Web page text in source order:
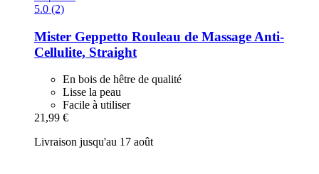
5.0 (2)
Mister Geppetto Rouleau de Massage Anti-​
Cellulite, Straight
En bois de hêtre de qualité
Lisse la peau
Facile à utiliser
21,99 €
Livraison jusqu'au 17 août